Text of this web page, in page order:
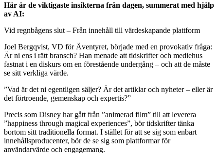
Här är de viktigaste insikterna från dagen, summerat med hjälp
av AI:
Vid regnbågens slut – Från innehåll till värdeskapande plattform
Joel Bergqvist, VD för Äventyret, började med en provokativ fråga:
Är ni ens i rätt bransch? Han menade att tidskrifter och mediehus
fastnat i en diskurs om en förestående undergång – och att de måste
se sitt verkliga värde.
”Vad är det ni egentligen säljer? Är det artiklar och nyheter – eller är
det förtroende, gemenskap och expertis?”
Precis som Disney har gått från ”animerad film” till att leverera
”happiness through magical experiences”, bör tidskrifter tänka
bortom sitt traditionella format. I stället för att se sig som enbart
innehållsproducenter, bör de se sig som plattformar för
användarvärde och engagemang.